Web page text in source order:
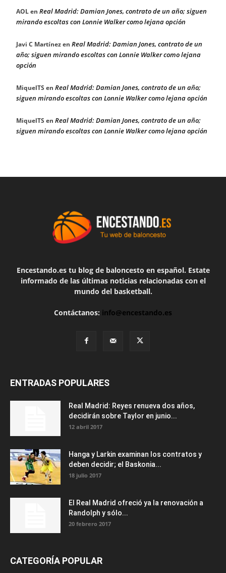
AOLen Real Madrid: Damian Jones, contrato de un año; siguen
mirando escoltas con Lonnie Walker como lejana opción
Javi C Martínezen Real Madrid: Damian Jones, contrato de un
año; siguen mirando escoltas con Lonnie Walker como lejana
opción
MiquelTS en Real Madrid: Damian Jones, contrato de un año;
siguen mirando escoltas con Lonnie Walker como lejana opción
MiquelTS en Real Madrid: Damian Jones, contrato de un año;
siguen mirando escoltas con Lonnie Walker como lejana opción
Encestando.es tu blog de baloncesto en español. Estate
informado de las últimas noticias relacionadas con el
mundo del basketball.
Contáctanos: info@encestando.es
ENTRADAS POPULARES
Real Madrid: Reyes renueva dos años,
decidirán sobre Taylor en junio...
12 abril 2017
Hanga y Larkin examinan los contratos y
deben decidir; el Baskonia...
18 julio 2017
El Real Madrid ofreció ya la renovación a
Randolph y sólo...
20 febrero 2017
CATEGORÍA POPULAR